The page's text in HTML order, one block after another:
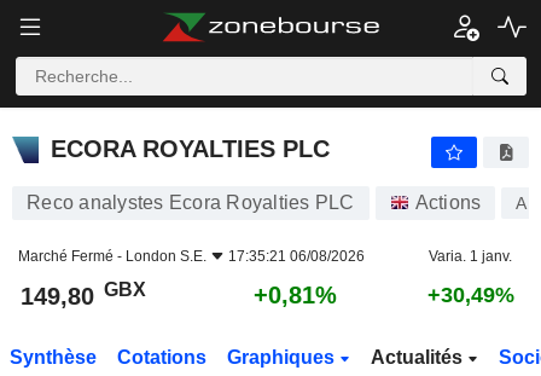
ECORA ROYALTIES PLC
ECORA ROYALTIES PLC
Reco analystes Ecora Royalties PLC Actions
Marché Fermé - London S.E. 17:35:21 06/08/2026 Varia. 1 janv.
149,80 GBX +0,81% +30,49%
Synthèse Cotations Graphiques Actualités